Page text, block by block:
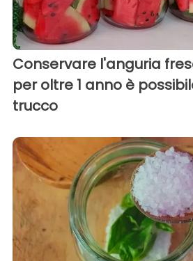
Conservare l'anguria
per oltre 1 anno è
trucco